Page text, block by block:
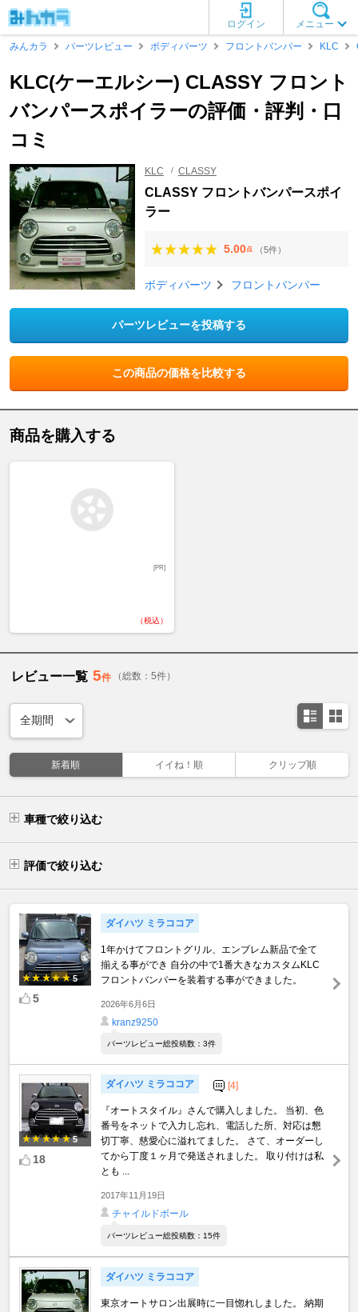
メニュー
ログイン
みんカラ
パーツレビュー ボディパーツ フロントバンパー KLC
KLC(ケーエルシー) CLASSY フロント
バンパースポイラーの評価・評判・口
コミ
KLC CLASSY
CLASSY フロントバンパースポイ
ラー
5.00点 （5件）
ボディパーツ フロントバンパー
パーツレビューを投稿する
この商品の価格を比較する
商品を購入する
[PR]
（税込）
レビュー一覧 5件 （総数：5件）
新着順 イイね！順 クリップ順
車種で絞り込む
評価で絞り込む
5
5
ダイハツ ミラココア
1年かけてフロントグリル、エンブレム新品で全て
揃える事ができ 自分の中で1番大きなカスタムKLC
フロントバンパーを装着する事ができました。
2026年6月6日
kranz9250
パーツレビュー総投稿数：3件
5
18
ダイハツ ミラココア [4]
『オートスタイル』さんで購入しました。 当初、色
番号をネットで入力し忘れ、電話した所、対応は懇
切丁寧、慈愛心に溢れてました。 さて、オーダーし
てから丁度１ヶ月で発送されました。 取り付けは私
とも ...
2017年11月19日
チャイルドボール
パーツレビュー総投稿数：15件
ダイハツ ミラココア
東京オートサロン出展時に一目惚れしました。 納期